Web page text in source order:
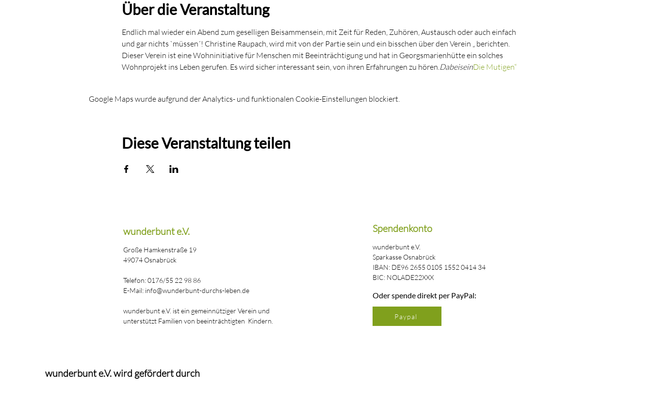
Über die Veranstaltung
Endlich mal wieder ein Abend zum geselligen Beisammensein, mit Zeit für Reden, Zuhören, Austausch oder auch einfach
und gar nichts `müssen´! Christine Raupach, wird mit von der Partie sein und ein bisschen über den Verein „ berichten.
Dieser Verein ist eine Wohninitiative für Menschen mit Beeinträchtigung und hat in Georgsmarienhütte ein solches
Wohnprojekt ins Leben gerufen. Es wird sicher interessant sein, von ihren Erfahrungen zu hören.DabeiseinDie Mutigen“
Google Maps wurde aufgrund der Analytics- und funktionalen Cookie-Einstellungen blockiert.
Diese Veranstaltung teilen
wunderbunt e.V.
Große Hamkenstraße 19
49074 Osnabrück
Telefon: 0176/55 22 98 86
E-Mail: info@wunderbunt-durchs-leben.de
wunderbunt e.V. ist ein gemeinnütziger Verein und
unterstützt Familien von beeinträchtigten Kindern.
Spendenkonto
wunderbunt e.V.
Sparkasse Osnabrück
IBAN: DE96 2655 0105 1552 0414 34
BIC: NOLADE22XXX
Oder spende direkt per PayPal:
Paypal
wunderbunt e.V. wird gefördert durch